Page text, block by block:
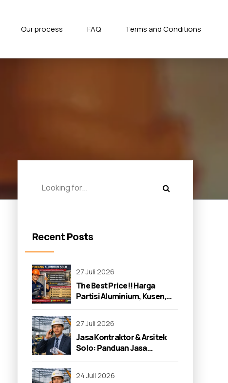
Our process FAQ Terms and Conditions
Recent Posts
27 Juli 2026
The Best Price!! Harga
Partisi Aluminium, Kusen,
dan Jendela di Solo 2026
27 Juli 2026
Jasa Kontraktor & Arsitek
Solo: Panduan Jasa
24 Juli 2026